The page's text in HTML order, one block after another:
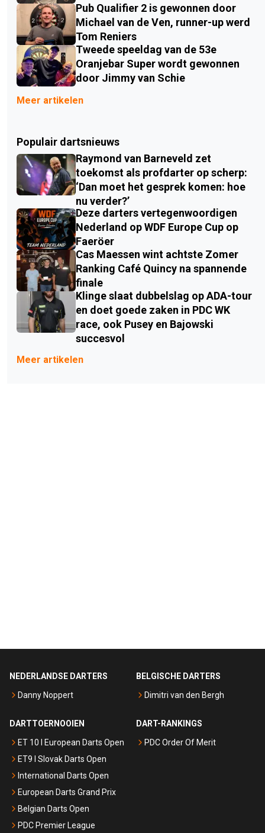
Pub Qualifier 2 is gewonnen door
Michael van de Ven, runner-up werd
Tom Reniers
Tweede speeldag van de 53e
Oranjebar Super wordt gewonnen
door Jimmy van Schie
Meer artikelen
Populair dartsnieuws
Raymond van Barneveld zet
toekomst als profdarter op scherp:
‘Dan moet het gesprek komen: hoe
nu verder?’
Deze darters vertegenwoordigen
Nederland op WDF Europe Cup op
Faeröer
Cas Maessen wint achtste Zomer
Ranking Café Quincy na spannende
finale
Klinge slaat dubbelslag op ADA-tour
en doet goede zaken in PDC WK
race, ook Pusey en Bajowski
succesvol
Meer artikelen
NEDERLANDSE DARTERS
Danny Noppert
BELGISCHE DARTERS
Dimitri van den Bergh
DARTTOERNOOIEN
ET 10 I European Darts Open
ET9 I Slovak Darts Open
International Darts Open
European Darts Grand Prix
Belgian Darts Open
PDC Premier League
DART-RANKINGS
PDC Order Of Merit